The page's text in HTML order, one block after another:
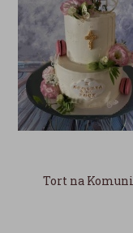
Tort na